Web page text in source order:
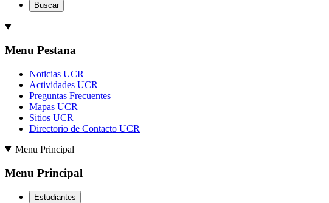
Buscar
Menu Pestana
Noticias UCR
Actividades UCR
Preguntas Frecuentes
Mapas UCR
Sitios UCR
Directorio de Contacto UCR
Menu Principal
Menu Principal
Estudiantes